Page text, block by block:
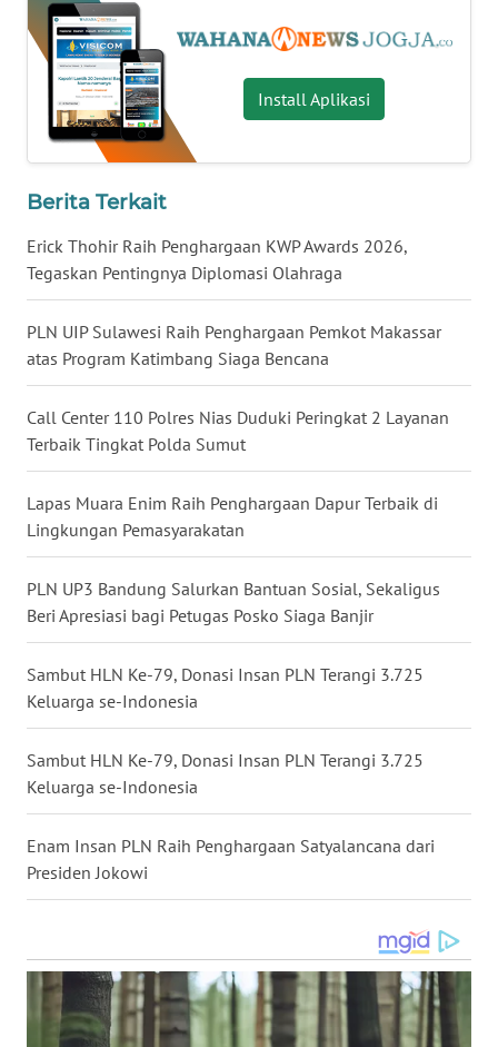
Install Aplikasi
Berita Terkait
Erick Thohir Raih Penghargaan KWP Awards 2026,
Tegaskan Pentingnya Diplomasi Olahraga
PLN UIP Sulawesi Raih Penghargaan Pemkot Makassar
atas Program Katimbang Siaga Bencana
Call Center 110 Polres Nias Duduki Peringkat 2 Layanan
Terbaik Tingkat Polda Sumut
Lapas Muara Enim Raih Penghargaan Dapur Terbaik di
Lingkungan Pemasyarakatan
PLN UP3 Bandung Salurkan Bantuan Sosial, Sekaligus
Beri Apresiasi bagi Petugas Posko Siaga Banjir
Sambut HLN Ke-79, Donasi Insan PLN Terangi 3.725
Keluarga se-Indonesia
Sambut HLN Ke-79, Donasi Insan PLN Terangi 3.725
Keluarga se-Indonesia
Enam Insan PLN Raih Penghargaan Satyalancana dari
Presiden Jokowi
WN
KALTARA
WN
WN
WN
MALUKU
WN
MALUT
WN
DAIRI
WN
DANAU
WN
LANGKAT